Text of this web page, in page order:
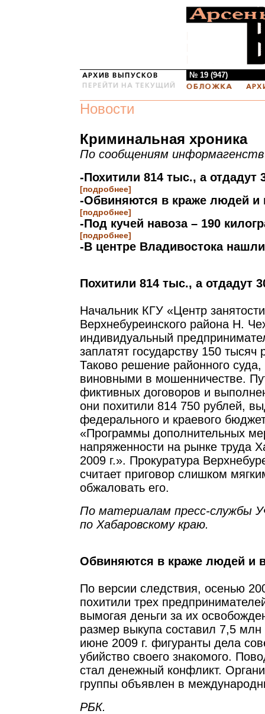
№ 19 (947)
Новости
Криминальная хроника
По сообщениям информагенств
-Похитили 814 тыс., а отдадут
[подробнее]
-Обвиняются в краже людей и
[подробнее]
-Под кучей навоза – 190
[подробнее]
-В центре Владивостока нашли
Похитили 814 тыс., а отдадут
Начальник КГУ «Центр
Верхнебуреинского района Н.
индивидуальный
заплатят государству 150
Таково решение районного
виновными в мошенничестве.
фиктивных договоров и
они похитили 814 750 рублей,
федерального и краевого
«Программы дополнительных
напряженности на рынке труда
2009 г.». Прокуратура
считает приговор слишком
обжаловать его.
По материалам пресс-службы
по Хабаровскому краю.
Обвиняются в краже людей и
По версии следствия, осенью
похитили трех
вымогая деньги за их
размер выкупа составил 7,5
июне 2009 г. фигуранты дела
убийство своего знакомого.
стал денежный конфликт.
группы объявлен в
РБК.